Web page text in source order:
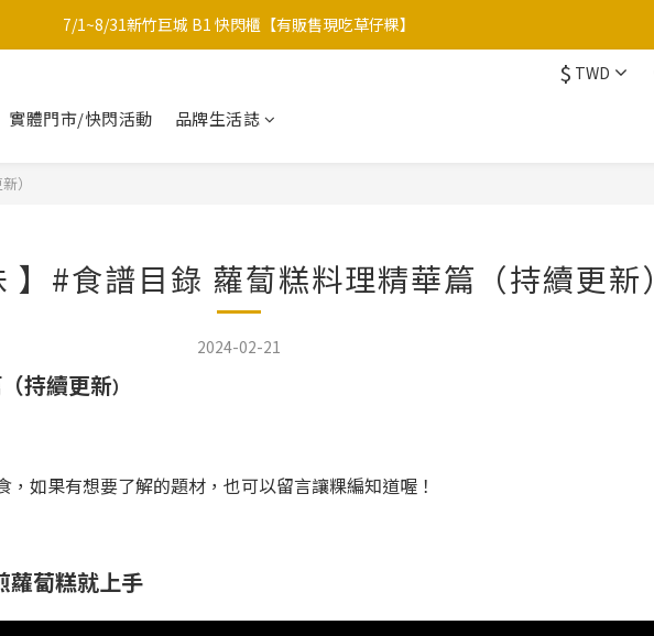
中秋限定-福滿糕 〔預購中〕8/12開始出貨
7/1~8/31新竹巨城 B1 快閃櫃【有販售現吃草仔粿】
中秋限定-福滿糕 〔預購中〕8/12開始出貨
$ TWD
實體門市/快閃活動 品牌生活誌
）
】#食譜目錄 蘿蔔糕料理精華篇（持續更新）
2024-02-21
持續更新）
如果有想要了解的題材，也可以留言讓粿編知道喔！
蘿蔔糕就上手